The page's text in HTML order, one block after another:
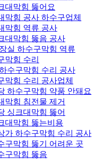
대막힘 뚫어요
막힘 공사 하수구업체
막힘 역류 공사
대막힘 뚫음 공사
실 하수구막힘 역류
막힘 수리
수구막힘 수리 공사
막힘 수리 공사업체
하수구막힘 약품 안돼요
막힘 침전물 제거
싱크대막힘 뚫어
대막힘 뚫는비용
가 하수구막힘 수리 공사
구막힘 뚫기 어려운 곳
구막힘 뚫음